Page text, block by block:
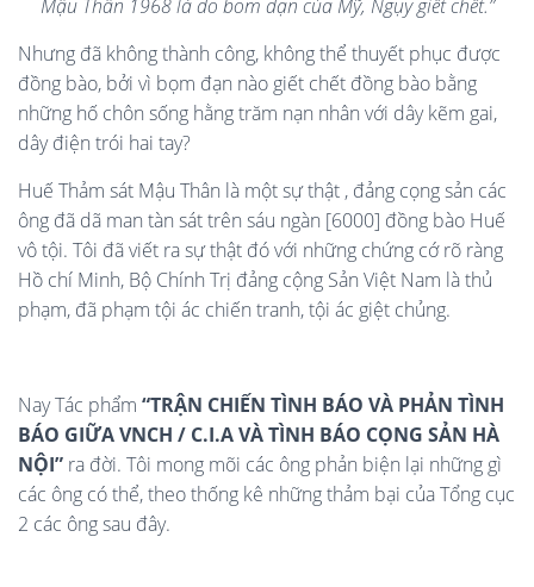
Mậu Thân 1968 là do bom dạn của Mỹ, Ngụy giết chết.”
Nhưng đã không thành công, không thể thuyết phục được
đồng bào, bởi vì bọm đạn nào giết chết đồng bào bằng
những hố chôn sống hằng trăm nạn nhân với dây kẽm gai,
dây điện trói hai tay?
Huế Thảm sát Mậu Thân là một sự thật , đảng cọng sản các
ông đã dã man tàn sát trên sáu ngàn [6000] đồng bào Huế
vô tội. Tôi đã viết ra sự thật đó với những chứng cớ rõ ràng
Hồ chí Minh, Bộ Chính Trị đảng cộng Sản Việt Nam là thủ
phạm, đã phạm tội ác chiến tranh, tội ác giệt chủng.
Nay Tác phẩm “TRẬN CHIẾN TÌNH BÁO VÀ PHẢN TÌNH
BÁO GIỮA VNCH / C.I.A VÀ TÌNH BÁO CỌNG SẢN HÀ
NỘI” ra đời. Tôi mong mõi các ông phản biện lại những gì
các ông có thể, theo thống kê những thảm bại của Tổng cục
2 các ông sau đây.